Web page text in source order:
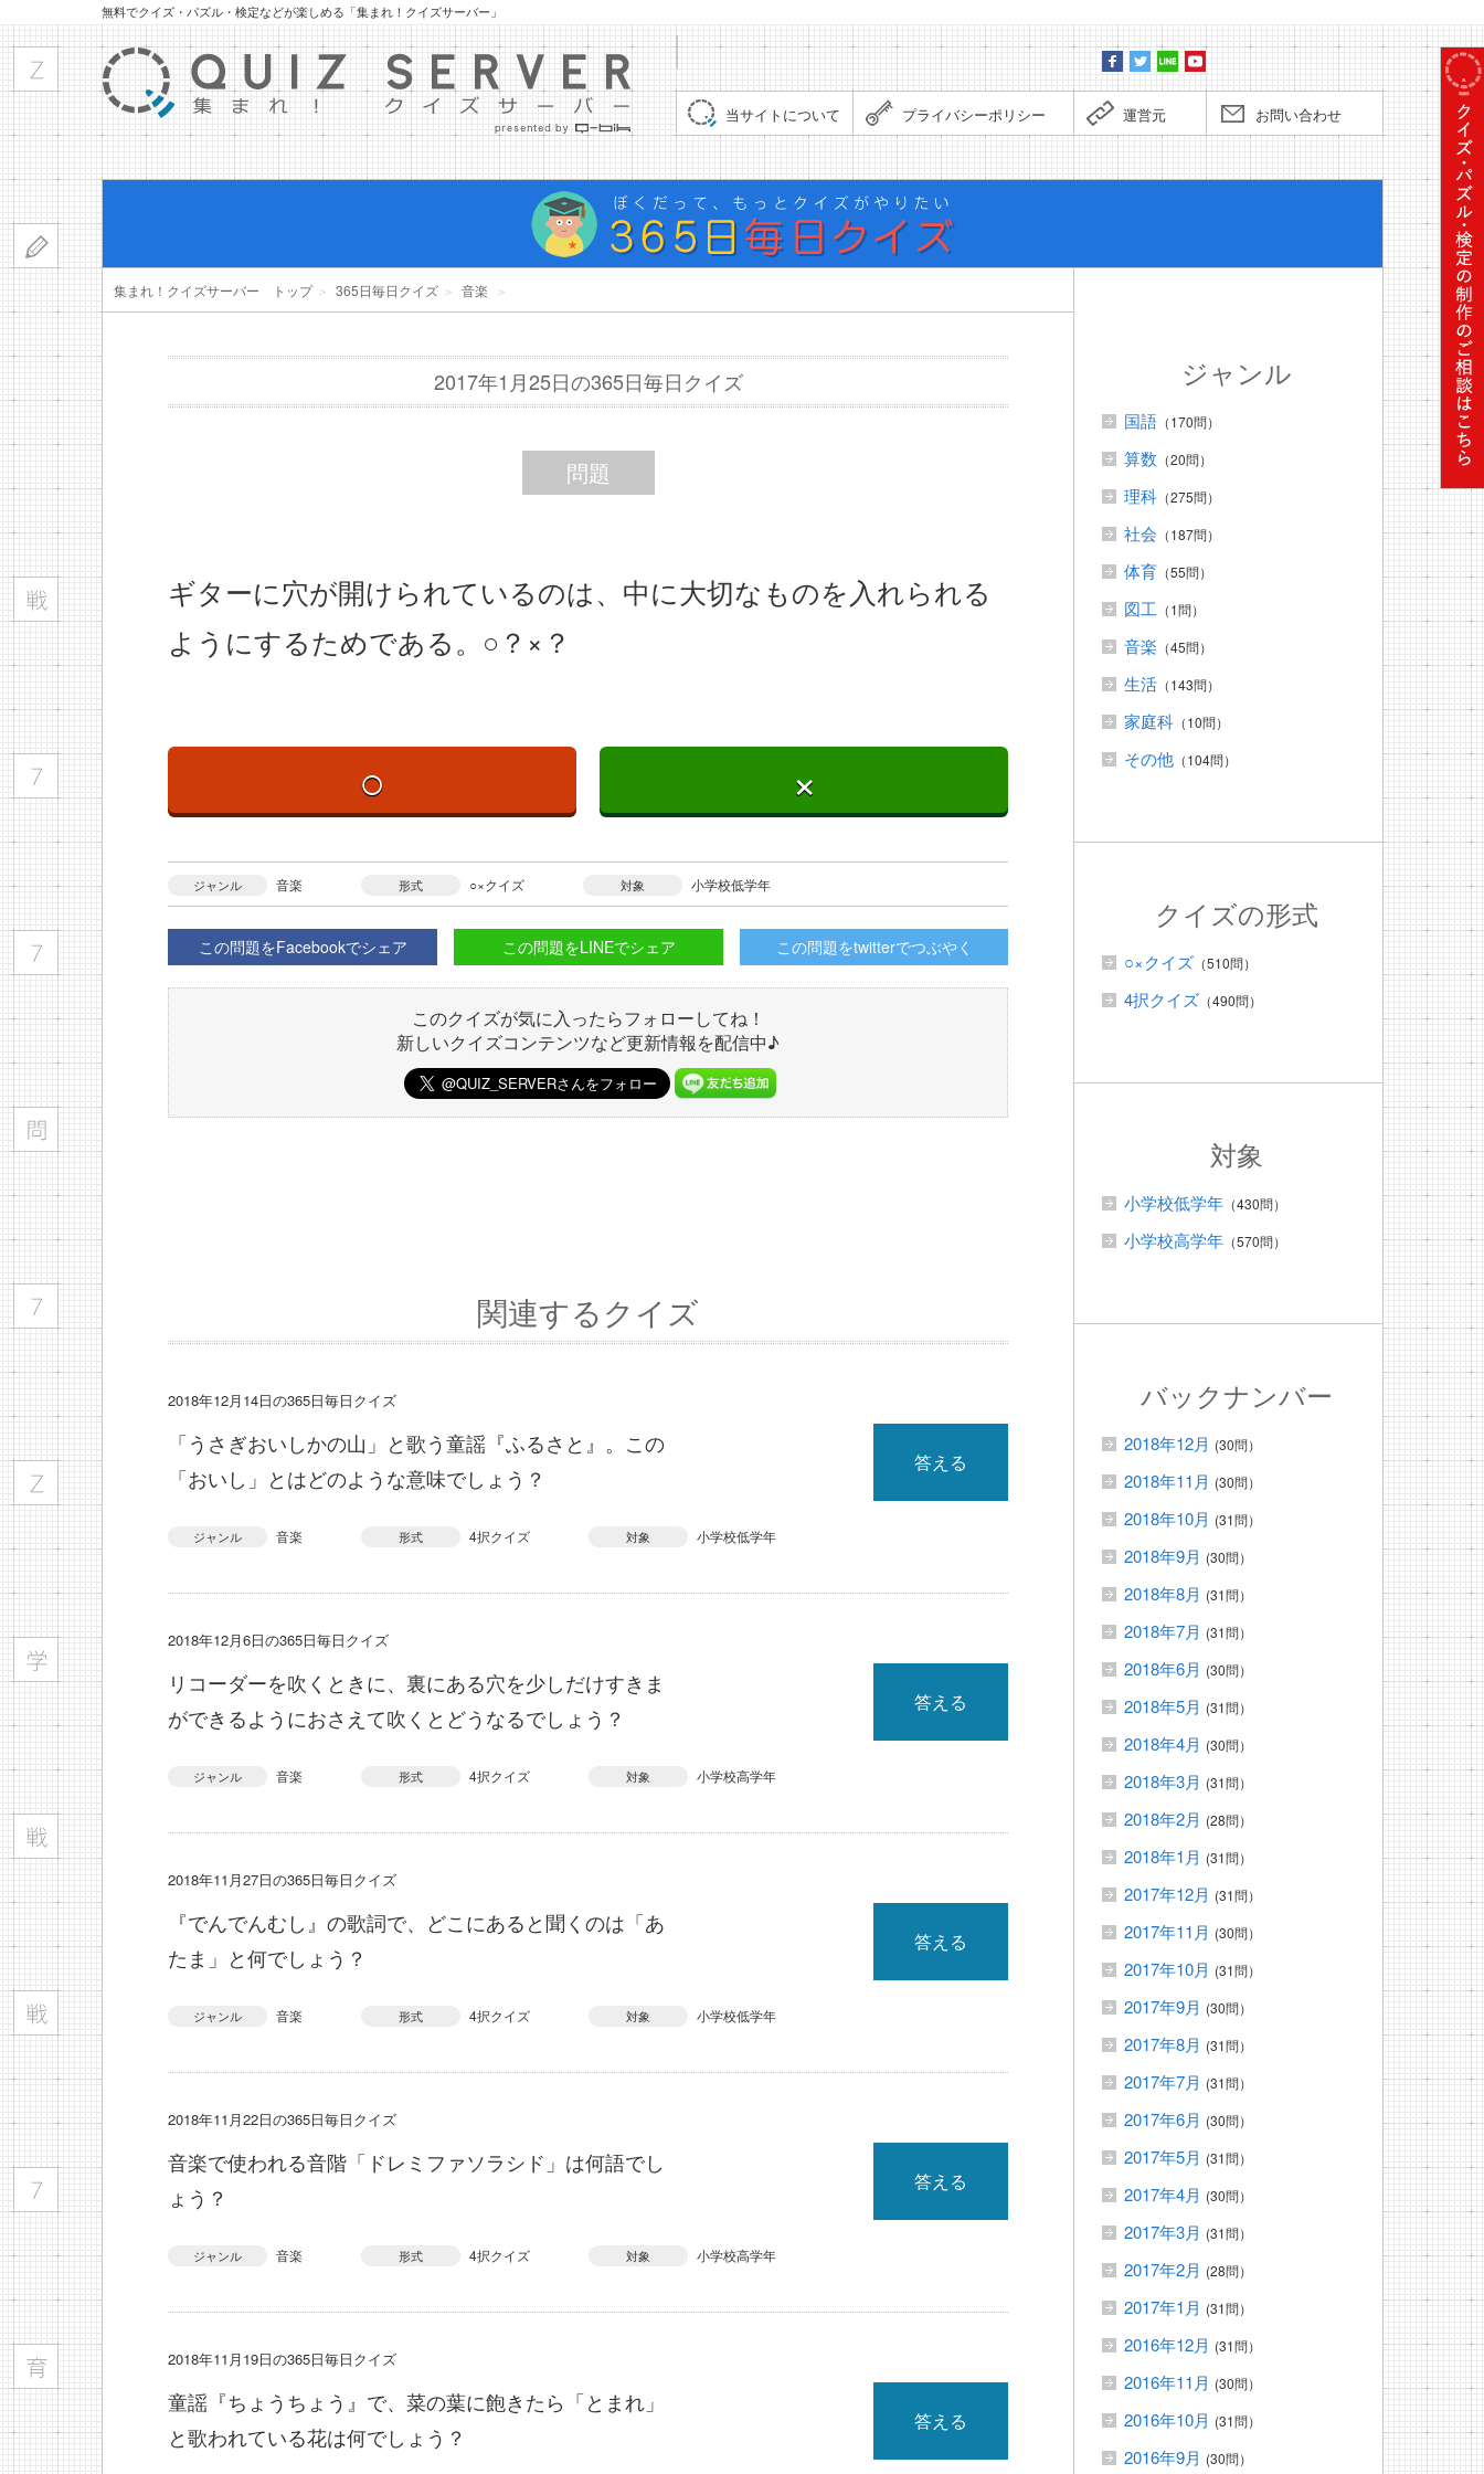
無料でクイズ・パズル・検定などが楽しめる「集まれ！クイズサーバー」
当サイトについて プライバシーポリシー 運営元 お問い合わせ
ぼくだ
集まれ！クイズサーバー トップ＞ 365日毎日クイズ ＞ 音楽 ＞
2017年1月25日の365日毎日クイズ
問題
ギターに穴が開けられているのは、中に大切なものを入れられる
ようにするためである。○？×？
○ ×
ジャンル 音楽 形式 ○×クイズ 対象 小学校低学年
この問題をFacebookでシェア この問題をLINEでシェア この問題をtwitterでつぶやく
このクイズが気に入ったらフォローしてね！
新しいクイズコンテンツなど更新情報を配信中♪
関連するクイズ
2018年12月14日の365日毎日クイズ
「うさぎおいしかの山」と歌う童謡『ふるさと』。この
「おいし」とはどのような意味でしょう？
答える
ジャンル 音楽 形式 4択クイズ 対象 小学校低学年
2018年12月6日の365日毎日クイズ
リコーダーを吹くときに、裏にある穴を少しだけすきま
ができるようにおさえて吹くとどうなるでしょう？
答える
ジャンル 音楽 形式 4択クイズ 対象 小学校高学年
2018年11月27日の365日毎日クイズ
『でんでんむし』の歌詞で、どこにあると聞くのは「あ
たま」と何でしょう？
答える
ジャンル 音楽 形式 4択クイズ 対象 小学校低学年
2018年11月22日の365日毎日クイズ
音楽で使われる音階「ドレミファソラシド」は何語でし
ょう？
答える
ジャンル 音楽 形式 4択クイズ 対象 小学校高学年
2018年11月19日の365日毎日クイズ
童謡『ちょうちょう』で、菜の葉に飽きたら「とまれ」
と歌われている花は何でしょう？
答える
ジャンル
国語 （170問）
算数 （20問）
理科 （275問）
社会 （187問）
体育 （55問）
図工 （1問）
音楽 （45問）
生活 （143問）
家庭科 （10問）
その他 （104問）
クイズの形式
○×クイズ （510問）
4択クイズ （490問）
対象
小学校低学年 （430問）
小学校高学年 （570問）
バックナンバー
2018年12月 (30問）
2018年11月 (30問）
2018年10月 (31問）
2018年9月 (30問）
2018年8月 (31問）
2018年7月 (31問）
2018年6月 (30問）
2018年5月 (31問）
2018年4月 (30問）
2018年3月 (31問）
2018年2月 (28問）
2018年1月 (31問）
2017年12月 (31問）
2017年11月 (30問）
2017年10月 (31問）
2017年9月 (30問）
2017年8月 (31問）
2017年7月 (31問）
2017年6月 (30問）
2017年5月 (31問）
2017年4月 (30問）
2017年3月 (31問）
2017年2月 (28問）
2017年1月 (31問）
2016年12月 (31問）
2016年11月 (30問）
2016年10月 (31問）
2016年9月 (30問）